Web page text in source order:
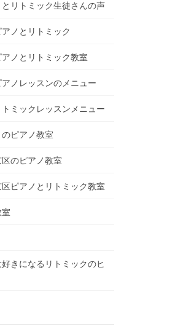
リトミック生徒さんの声
ノとリトミック
ノとリトミック教室
ノレッスンのメニュー
ミックレッスンメニュー
ピアノ教室
のピアノ教室
ピアノとリトミック教室
きになるリトミックのヒ